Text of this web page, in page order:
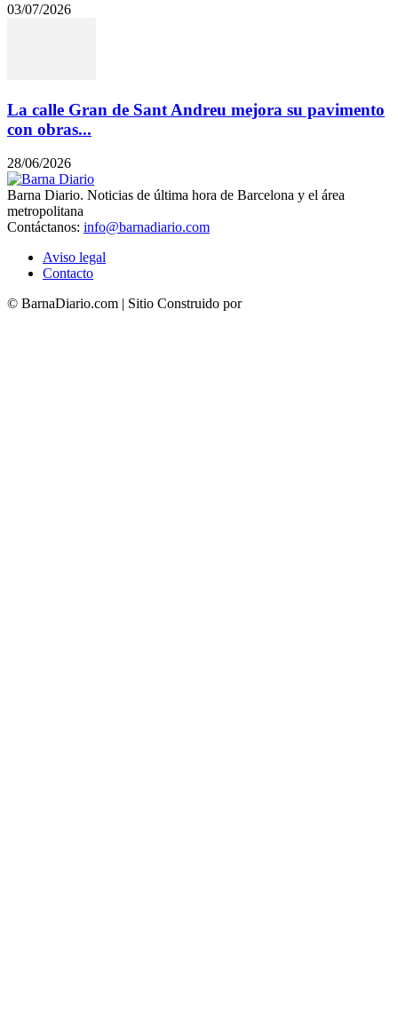
03/07/2026
La calle Gran de Sant Andreu mejora su pavimento
con obras...
28/06/2026
Barna Diario. Noticias de última hora de Barcelona y el área
metropolitana
Contáctanos: info@barnadiario.com
Aviso legal
Contacto
© BarnaDiario.com | Sitio Construido por